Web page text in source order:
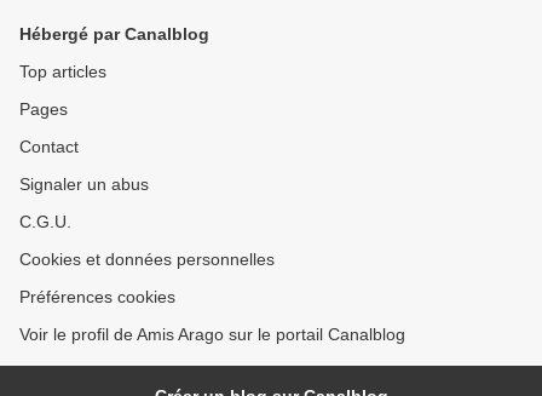
Hébergé par Canalblog
Top articles
Pages
Contact
Signaler un abus
C.G.U.
Cookies et données personnelles
Préférences cookies
Voir le profil de Amis Arago sur le portail Canalblog